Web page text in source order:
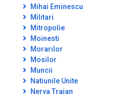
Mihai Eminescu
Militari
Mitropolie
Moinesti
Morarilor
Mosilor
Muncii
Natiunile Unite
Nerva Traian